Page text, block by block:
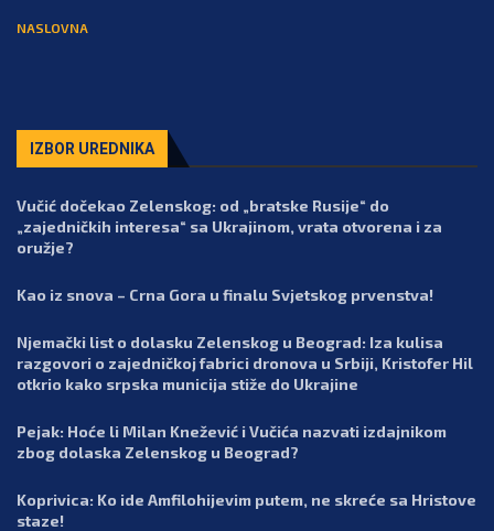
NASLOVNA
IZBOR UREDNIKA
Vučić dočekao Zelenskog: od „bratske Rusije“ do
„zajedničkih interesa“ sa Ukrajinom, vrata otvorena i za
oružje?
Kao iz snova – Crna Gora u finalu Svjetskog prvenstva!
Njemački list o dolasku Zelenskog u Beograd: Iza kulisa
razgovori o zajedničkoj fabrici dronova u Srbiji, Kristofer Hil
otkrio kako srpska municija stiže do Ukrajine
Pejak: Hoće li Milan Knežević i Vučića nazvati izdajnikom
zbog dolaska Zelenskog u Beograd?
Koprivica: Ko ide Amfilohijevim putem, ne skreće sa Hristove
staze!